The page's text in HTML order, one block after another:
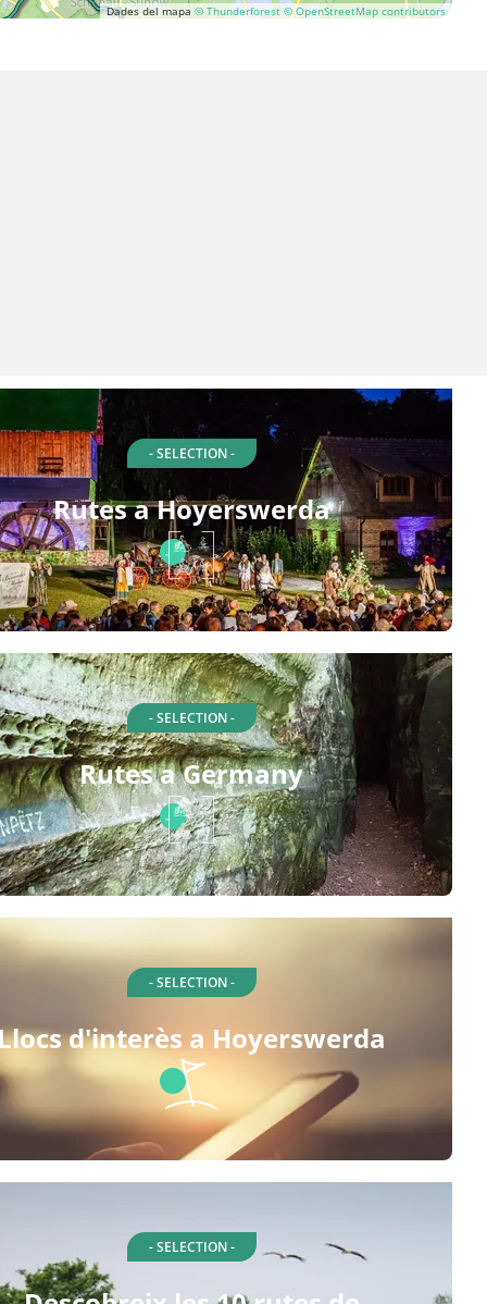
Dades del mapa © Thunderforest © OpenStreetMap contributors
- SELECTION -
Rutes a Hoyerswerda
- SELECTION -
Rutes a Germany
- SELECTION -
d'interès a Hoyerswerda
- SELECTION -